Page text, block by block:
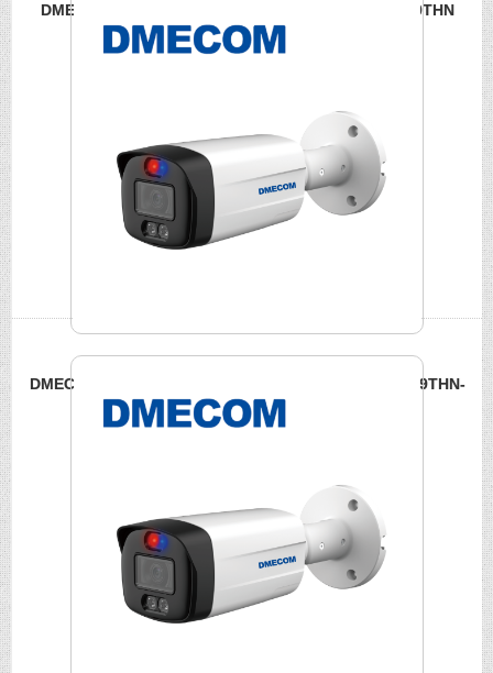
DMECOM 200萬HDCVI 紅外線槍型攝影機 DME-FA200THN
DMECOM 500萬智慧聲光報警槍型攝影機 DME-FME1509THN-
A-PV